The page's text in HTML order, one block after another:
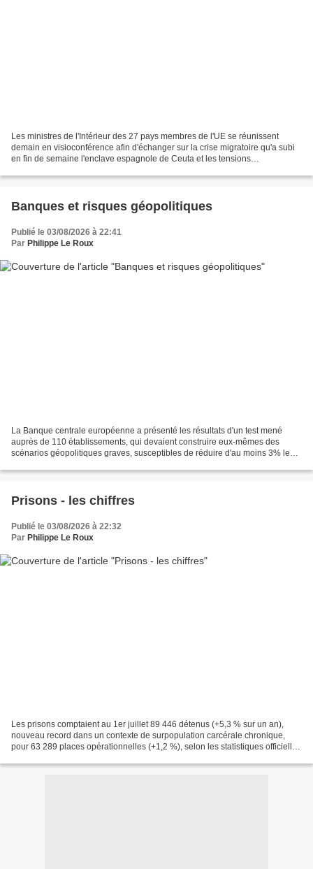
Les ministres de l'Intérieur des 27 pays membres de l'UE se réunissent
demain en visioconférence afin d'échanger sur la crise migratoire qu'a subi
en fin de semaine l'enclave espagnole de Ceuta et les tensions
Banques et risques géopolitiques
Publié le 03/08/2026 à 22:41
Par Philippe Le Roux
La Banque centrale européenne a présenté les résultats d'un test mené
auprès de 110 établissements, qui devaient construire eux-mêmes des
scénarios géopolitiques graves, susceptibles de réduire d'au moins 3% leur
Prisons - les chiffres
Publié le 03/08/2026 à 22:32
Par Philippe Le Roux
Les prisons comptaient au 1er juillet 89 446 détenus (+5,3 % sur un an),
nouveau record dans un contexte de surpopulation carcérale chronique,
pour 63 289 places opérationnelles (+1,2 %), selon les statistiques officielles